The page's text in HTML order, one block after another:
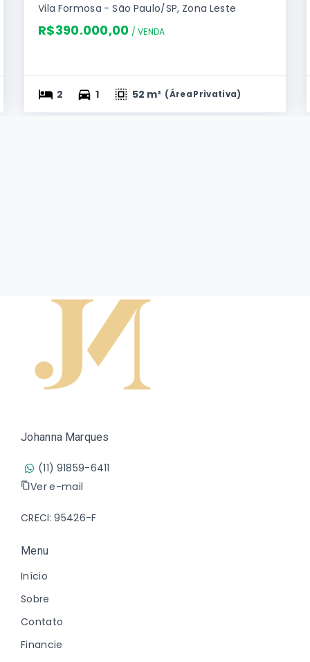
Vila Formosa - São Paulo/SP, Zona Leste
R$390.000,00 / VENDA
2 1 52 m² (Área Privativa)
Johanna Marques
(11) 91859-6411
Ver e-mail
CRECI: 95426-F
Menu
Início
Sobre
Contato
Financie